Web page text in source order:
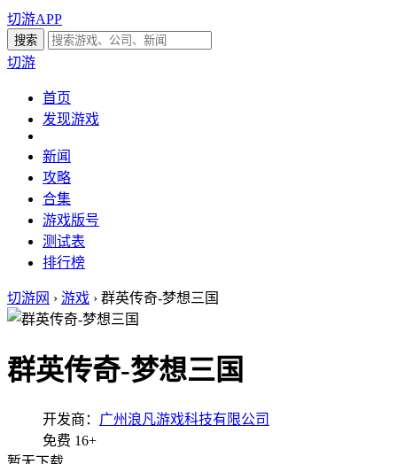
切游APP
切游
首页
发现游戏
新闻
攻略
合集
游戏版号
测试表
排行榜
切游网 › 游戏 › 群英传奇-梦想三国
群英传奇-梦想三国
开发商： 广州浪凡游戏科技有限公司
免费 16+